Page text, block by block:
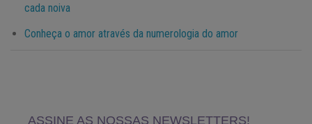
cada noiva
Conheça o amor através da numerologia do amor